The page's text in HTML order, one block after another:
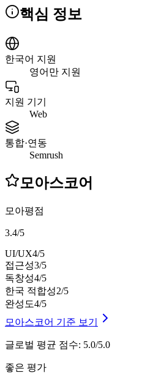
핵심 정보
한국어 지원
영어만 지원
지원 기기
Web
통합·연동
Semrush
모아스코어
모아평점
3.4/5
UI/UX4/5
접근성3/5
독창성4/5
한국 적합성2/5
완성도4/5
모아스코어 기준 보기
글로벌 평균 점수: 5.0/5.0
좋은 평가